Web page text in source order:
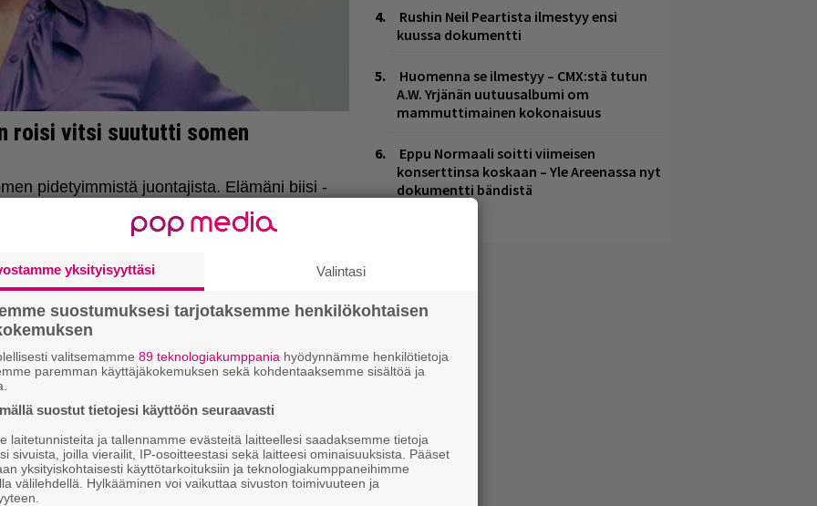
Rushin Neil Peartista ilmestyy ensi
kuussa dokumentti
Huomenna se ilmestyy – CMX:stä tutun
A.W. Yrjänän uutuusalbumi om
mammuttimainen kokonaisuus
Eppu Normaali soitti viimeisen
konserttinsa koskaan – Yle Areenassa nyt
dokumentti bändistä
yksityisyyttäsi Valintasi
suostumuksesi tarjotaksemme henkilökohtaisen
valitsemamme 89 teknologiakumppania hyödynnämme henkilötietoja
paremman käyttäjäkokemuksen sekä kohdentaaksemme sisältöä ja
suostut tietojesi käyttöön seuraavasti
laitetunnisteita ja tallennamme evästeitä laitteellesi saadaksemme tietoja
sivuista, joilla vierailit, IP-osoitteestasi sekä laitteesi ominaisuuksista. Pääset
yksityiskohtaisesti käyttötarkoituksiin ja teknologiakumppaneihimme
välilehdellä. Hylkääminen voi vaikuttaa sivuston toimivuuteen ja